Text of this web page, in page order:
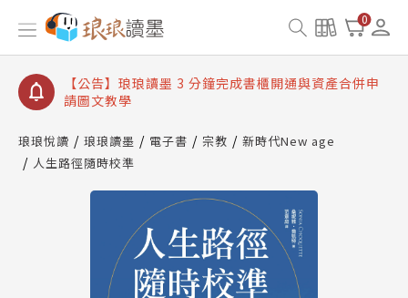
0
【公告】琅琅讀墨數位閱讀資產合併與書櫃開通申請
【公告】琅琅讀墨書櫃開通常見問題
【公告】琅琅讀墨 3 分鐘完成書櫃開通與資產合併申
請圖文教學
查詢
【公告】琅琅讀墨數位閱讀資產合併與書櫃開通申請
琅琅悅讀 琅琅讀墨 電子書 宗教
新時代New age
人生路徑隨時校準